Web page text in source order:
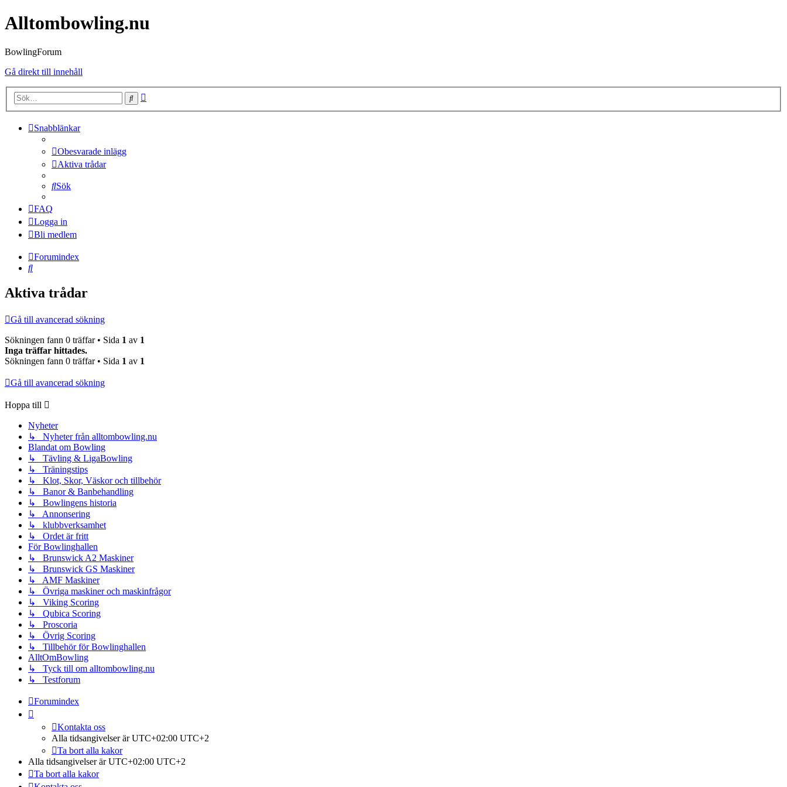
Alltombowling.nu
BowlingForum
Gå direkt till innehåll
Sök
Snabblänkar
Obesvarade inlägg
Aktiva trådar
Sök
FAQ
Logga in
Bli medlem
Forumindex
Sök
Aktiva trådar
Gå till avancerad sökning
Sökningen fann 0 träffar • Sida 1 av 1
Inga träffar hittades.
Sökningen fann 0 träffar • Sida 1 av 1
Gå till avancerad sökning
Hoppa till
Nyheter
↳ Nyheter från alltombowling.nu
Blandat om Bowling
↳ Tävling & LigaBowling
↳ Träningstips
↳ Klot, Skor, Väskor och tillbehör
↳ Banor & Banbehandling
↳ Bowlingens historia
↳ Annonsering
↳ klubbverksamhet
↳ Ordet är fritt
För Bowlinghallen
↳ Brunswick A2 Maskiner
↳ Brunswick GS Maskiner
↳ AMF Maskiner
↳ Övriga maskiner och maskinfrågor
↳ Viking Scoring
↳ Qubica Scoring
↳ Proscoria
↳ Övrig Scoring
↳ Tillbehör för Bowlinghallen
AlltOmBowling
↳ Tyck till om alltombowling.nu
↳ Testforum
Forumindex
Kontakta oss
Alla tidsangivelser är UTC+02:00 UTC+2
Ta bort alla kakor
Alla tidsangivelser är UTC+02:00 UTC+2
Ta bort alla kakor